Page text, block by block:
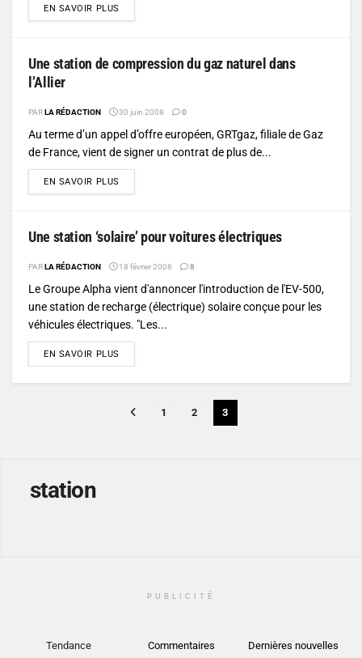
EN SAVOIR PLUS
Une station de compression du gaz naturel dans
l’Allier
PARLA RÉDACTION 30 juin 2008 0
Au terme d’un appel d’offre européen, GRTgaz, filiale de Gaz
de France, vient de signer un contrat de plus de...
EN SAVOIR PLUS
Une station ‘solaire’ pour voitures électriques
PARLA RÉDACTION 18 février 2008 8
Le Groupe Alpha vient d'annoncer l'introduction de l'EV-500,
une station de recharge (électrique) solaire conçue pour les
véhicules électriques. "Les...
EN SAVOIR PLUS
1 2 3
station
PUBLICITÉ
Tendance Commentaires Dernières nouvelles